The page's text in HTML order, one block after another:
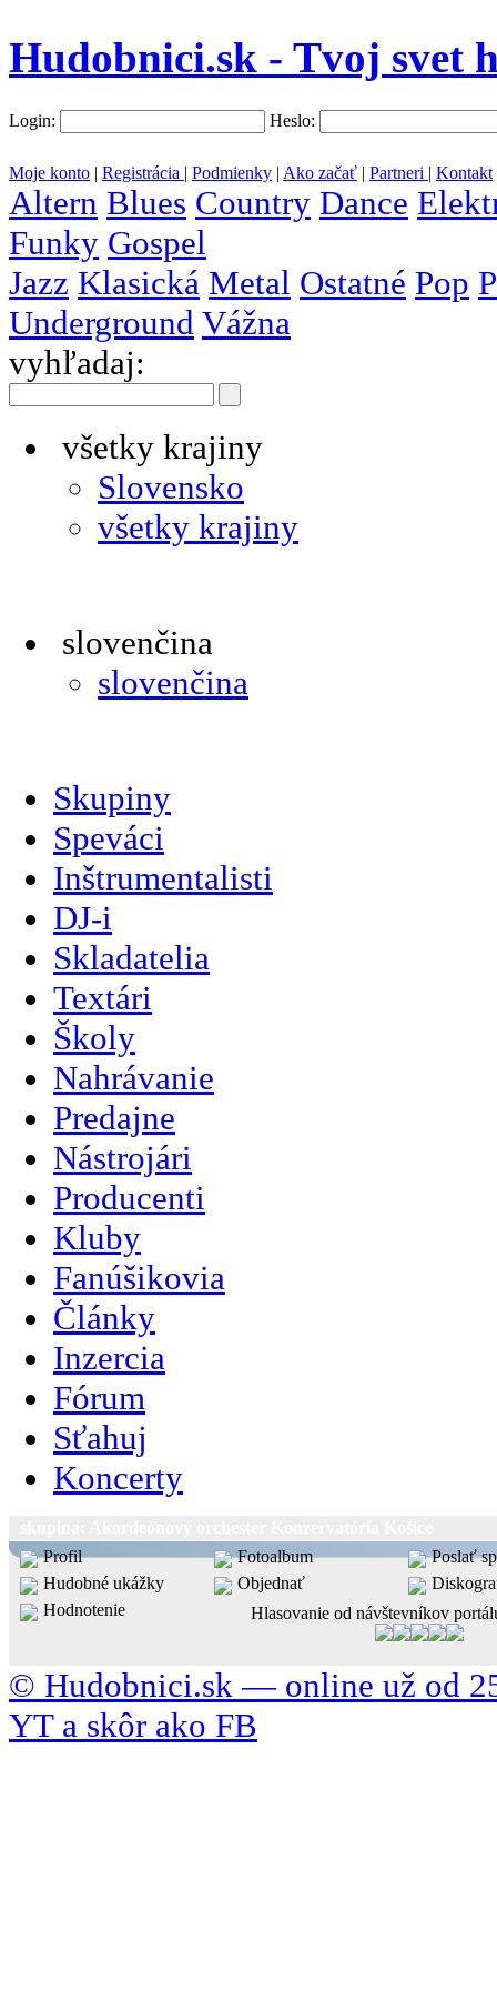
Hudobnici.sk - Tvoj svet
Login: Heslo:
Moje konto | Registrácia | Podmienky | Ako začať | Partneri | Kontakt
Altern Blues Country Dance
Funky Gospel
Jazz Klasická Metal Ostatné Pop
Underground Vážna
vyhľadaj:
všetky krajiny
Slovensko
všetky krajiny
slovenčina
slovenčina
Skupiny
Speváci
Inštrumentalisti
DJ-i
Skladatelia
Textári
Školy
Nahrávanie
Predajne
Nástrojári
Producenti
Kluby
Fanúšikovia
Články
Inzercia
Fórum
Sťahuj
Koncerty
Profil
Fotoalbum
Poslať
Hudobné ukážky
Objednať
Hodnotenie
Hlasovanie od návštevníkov
© Hudobnici.sk — online už od
YT a skôr ako FB